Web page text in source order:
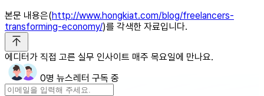
본문 내용은(http://www.hongkiat.com/blog/freelancers-
transforming-economy/)를 각색한 자료입니다.
에디터가 직접 고른 실무 인사이트 매주 목요일에 만나요.
0명 뉴스레터 구독 중